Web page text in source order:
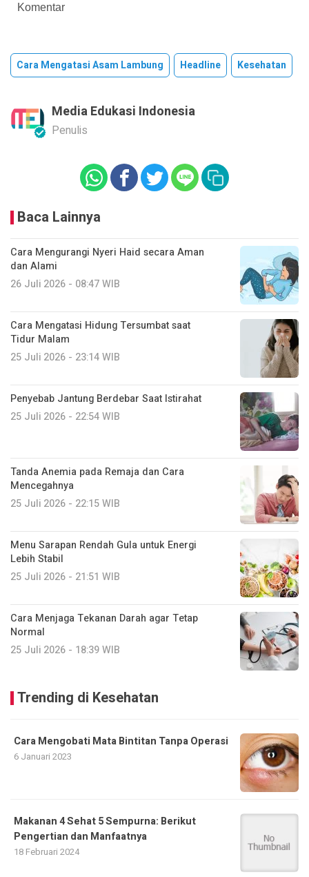
Komentar
Cara Mengatasi Asam Lambung Headline Kesehatan
Media Edukasi Indonesia
Penulis
Baca Lainnya
Cara Mengurangi Nyeri Haid secara Aman
dan Alami
26 Juli 2026 - 08:47 WIB
Cara Mengatasi Hidung Tersumbat saat
Tidur Malam
25 Juli 2026 - 23:14 WIB
Penyebab Jantung Berdebar Saat Istirahat
25 Juli 2026 - 22:54 WIB
Tanda Anemia pada Remaja dan Cara
Mencegahnya
25 Juli 2026 - 22:15 WIB
Menu Sarapan Rendah Gula untuk Energi
Lebih Stabil
25 Juli 2026 - 21:51 WIB
Cara Menjaga Tekanan Darah agar Tetap
Normal
25 Juli 2026 - 18:39 WIB
Trending di Kesehatan
Cara Mengobati Mata Bintitan Tanpa Operasi
6 Januari 2023
Makanan 4 Sehat 5 Sempurna: Berikut
Pengertian dan Manfaatnya
18 Februari 2024